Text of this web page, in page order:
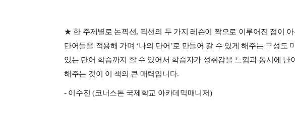
★ 한 주제별로 논픽션, 픽션의 두 가지 레슨이 짝으로 이루어진 점이
단어들을 적용해 가며 ‘나의 단어’로 만들어 갈 수 있게 해주는 구성도
있는 단어 학습까지 할 수 있어서 학습자가 성취감을 느낌과 동시에 난
해주는 것이 이 책의 큰 매력입니다.
- 이수진 (코너스톤 국제학교 아카데믹매니저)